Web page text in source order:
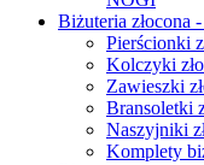
Biżuteria złocona
Pierścionki
Kolczyki
Zawieszki
Bransoletki
Naszyjniki
Komplety